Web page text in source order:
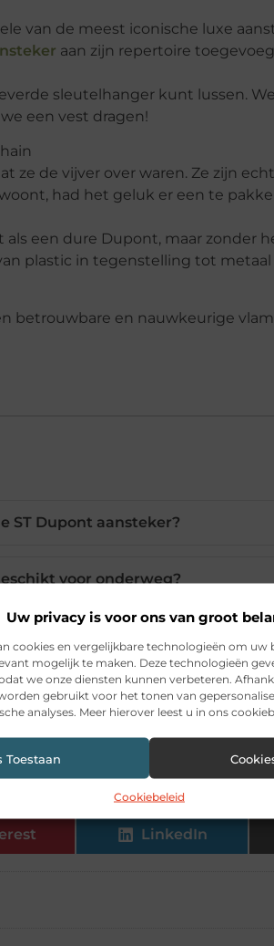
Uw privacy is voor ons van groot
cookies en vergelijkbare technologieën om uw
mogelijk te maken. Deze technologieën
we onze diensten kunnen verbeteren.
gebruikt voor het tonen van
analyses. Meer hierover leest u in ons
Toestaan
Cookiebeleid
van de meest iconische luxe
aan zijn repertoire
sleutelhanger kunt lussen.
een vest dragen!
ze de vijver over waren. Ze zijn
had het geluk er een te
een dure Dupont, maar zonder
plastic in tegenstelling tot
betrouwbare en nauwkeurige
ST Dupont aansteker?
voor onderweg?
Combo en ST Dupont?
Dupont aansteker gemaakt?
een sleutelhanger bevestigen?
LinkedIn